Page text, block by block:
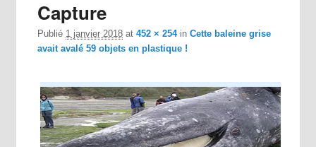
Capture
Publié 1 janvier 2018 at452 × 254inCette baleine grise
avait avalé 59 objets en plastique !